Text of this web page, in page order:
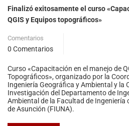
Finalizó exitosamente el curso
QGIS y Equipos topográficos»
Comentarios
0 Comentarios
Curso «Capacitación en el manejo de
Topográficos», organizado por la
Ingeniería Geográfica y Ambiental y la
Investigación del Departamento de
Ambiental de la Facultad de Ingeniería
de Asunción (FIUNA).